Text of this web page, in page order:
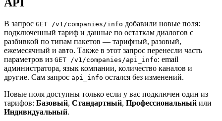
API
В запрос GET /v1/companies/info добавили новые поля:
подключенный тариф и данные по остаткам диалогов с
разбивкой по типам пакетов — тарифный, разовый,
ежемесячный и авто. Также в этот запрос перенесли часть
параметров из GET /v1/companies/api_info: email
администратора, язык компании, количество каналов и
другие. Сам запрос api_info остался без изменений.
Новые поля доступны только если у вас подключен один из
тарифов: Базовый, Стандартный, Профессиональный или
Индивидуальный.